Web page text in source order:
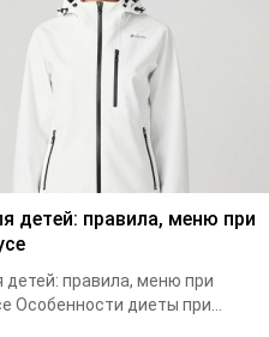
детей: правила, меню при
детей: правила, меню при
Особенности диеты при...